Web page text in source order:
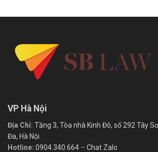
VP Hà Nội
Địa Chỉ: Tầng 3, Tòa nhà Kinh Đô, số 292 Tây
Đa, Hà Nội.
Hotline: 0904.340.664 – Chat Zalo